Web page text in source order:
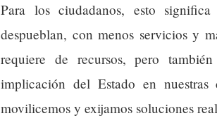
Para los ciudadanos, esto
despueblan, con menos servicios y
requiere de recursos, pero
implicación del Estado en
movilicemos y exijamos soluciones